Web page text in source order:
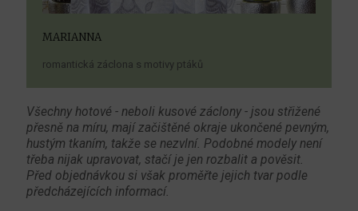
MARIANNA
romantická záclona s motivy ptáků
Všechny hotové - neboli kusové záclony - jsou střižené
přesně na míru, mají začištěné okraje ukončené pevným,
hustým tkaním, takže se nezvlní. Podobné modely není
třeba nijak upravovat, stačí je jen rozbalit a pověsit.
Před objednávkou si však proměřte jejich tvar podle
předcházejících informací.